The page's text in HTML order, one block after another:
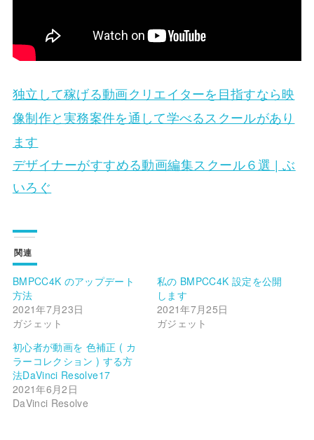
独立して稼げる動画クリエイターを目指すなら​映
像制作と実務案件を通して学べるスクールがあり
ます
デザイナーがすすめる動画編集スクール６選 | ぶ
いろぐ
関連
BMPCC4K のアップデート
方法
2021年7月23日
ガジェット
私の BMPCC4K 設定を公開
します
2021年7月25日
ガジェット
初心者が動画を 色補正 ( カ
ラーコレクション ) する方
法DaVinci Resolve17
2021年6月2日
DaVinci Resolve